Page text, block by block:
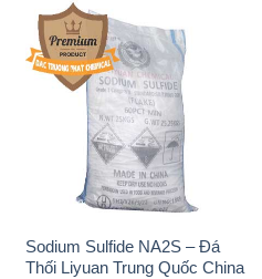
Sodium Sulfide NA2S – Đá
Thối Liyuan Trung Quốc China